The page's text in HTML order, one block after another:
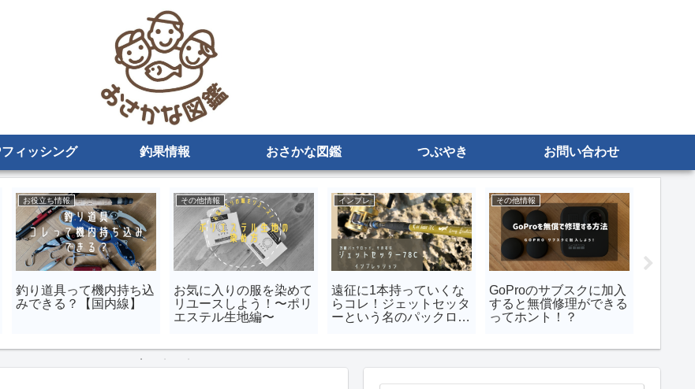
ィッシング 釣果情報 おさかな図鑑 つぶやき お問い合わせ
DIY
ベランダにカウンターテ
ーブルをDIY
インプレ
コアマンVJのアルカリ
シャッド代用ワームはコ
レ！
宮古島
宮古島遠征！水深50メ
ートルの断崖ロックショ
ア！
インプレ
偽物VJの実力はいか
に！？